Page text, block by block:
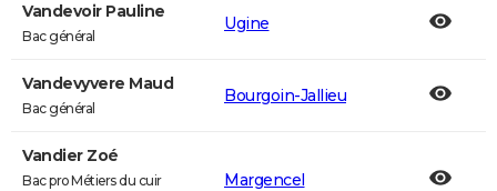
Vandevoir Pauline
Bac général
Ugine
Vandevyvere Maud
Bac général
Bourgoin-Jallieu
Vandier Zoé
Bac pro Métiers du cuir
Margencel